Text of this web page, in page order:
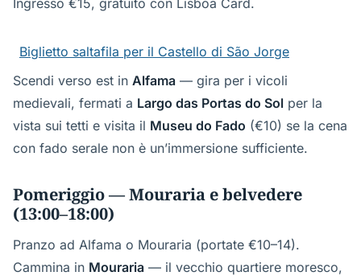
Ingresso €15, gratuito con Lisboa Card.
Biglietto saltafila per il Castello di São Jorge
Scendi verso est in Alfama — gira per i vicoli
medievali, fermati a Largo das Portas do Sol per la
vista sui tetti e visita il Museu do Fado (€10) se la cena
con fado serale non è un’immersione sufficiente.
Pomeriggio — Mouraria e belvedere
(13:00–18:00)
Pranzo ad Alfama o Mouraria (portate €10–14).
Cammina in Mouraria — il vecchio quartiere moresco,